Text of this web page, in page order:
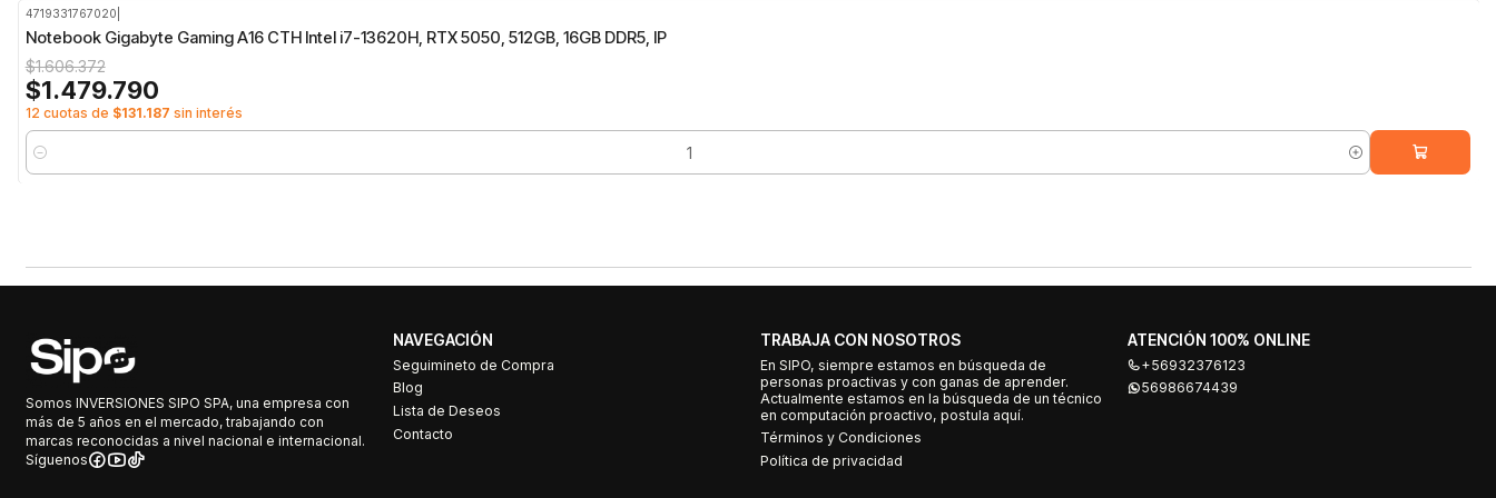
4719331767020
Notebook Gigabyte Gaming A16 CTH Intel i7-13620H, RTX 5050, 512GB, 16GB DDR5, IP
$1.606.372
$1.479.790
12 cuotas de $131.187 sin interés
Cantidad
Somos INVERSIONES SIPO SPA, una empresa con
más de 5 años en el mercado, trabajando con
marcas reconocidas a nivel nacional e internacional.
Síguenos
NAVEGACIÓN
Seguimineto de Compra
Blog
Lista de Deseos
Contacto
TRABAJA CON NOSOTROS
En SIPO, siempre estamos en búsqueda de
personas proactivas y con ganas de aprender.
Actualmente estamos en la búsqueda de un técnico
en computación proactivo, postula aquí.
Términos y Condiciones
Política de privacidad
ATENCIÓN 100% ONLINE
+56932376123
56986674439